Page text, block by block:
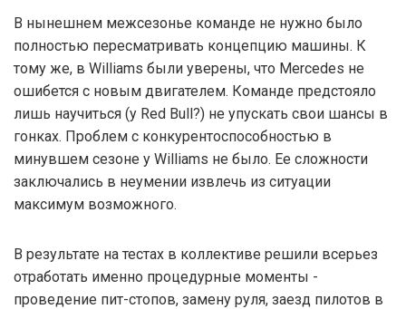
В нынешнем межсезонье команде не нужно было
полностью пересматривать концепцию машины. К
тому же, в Williams были уверены, что Mercedes не
ошибется с новым двигателем. Команде предстояло
лишь научиться (у Red Bull?) не упускать свои шансы в
гонках. Проблем с конкурентоспособностью в
минувшем сезоне у Williams не было. Ее сложности
заключались в неумении извлечь из ситуации
максимум возможного.
В результате на тестах в коллективе решили всерьез
отработать именно процедурные моменты -
проведение пит-стопов, замену руля, заезд пилотов в